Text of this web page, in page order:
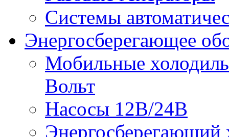
Системы
Энергосберегающее
Мобильные
Вольт
Насосы 12В/24В
Энергосберегающий